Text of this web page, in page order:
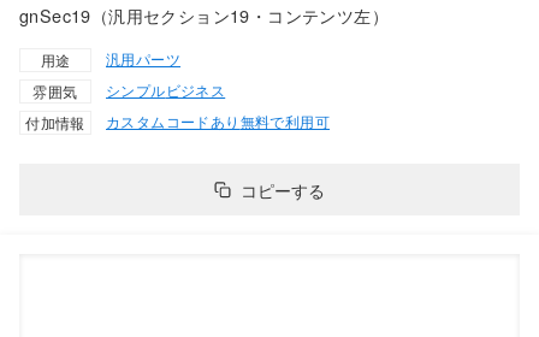
gnSec19（汎用セクション19・コンテンツ左）
用途
汎用パーツ
雰囲気
シンプルビジネス
付加情報
カスタムコードあり 無料で利用可
コピーする